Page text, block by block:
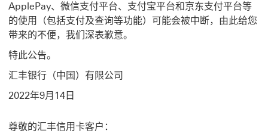
ApplePay、微信支付平台、支付宝平台和京东支付平台等
的使用（包括支付及查询等功能）可能会被中断，由此给您
带来的不便，我们深表歉意。
特此公告。
汇丰银行（中国）有限公司
2022年9月14日
尊敬的汇丰信用卡客户：